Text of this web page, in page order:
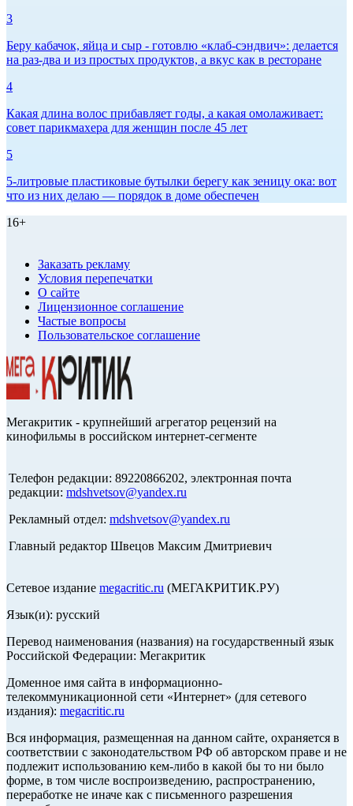
3
Беру кабачок, яйца и сыр - готовлю «клаб-сэндвич»: делается
на раз-два и из простых продуктов, а вкус как в ресторане
4
Какая длина волос прибавляет годы, а какая омолаживает:
совет парикмахера для женщин после 45 лет
5
5-литровые пластиковые бутылки берегу как зеницу ока: вот
что из них делаю — порядок в доме обеспечен
16+
Заказать рекламу
Условия перепечатки
О сайте
Лицензионное соглашение
Частые вопросы
Пользовательское соглашение
Мегакритик - крупнейший агрегатор рецензий на
кинофильмы в российском интернет-сегменте
Телефон редакции: 89220866202, электронная почта
редакции: mdshvetsov@yandex.ru
Рекламный отдел: mdshvetsov@yandex.ru
Главный редактор Швецов Максим Дмитриевич
Сетевое издание megacritic.ru (МЕГАКРИТИК.РУ)
Язык(и): русский
Перевод наименования (названия) на государственный язык
Российской Федерации: Мегакритик
Доменное имя сайта в информационно-
телекоммуникационной сети «Интернет» (для сетевого
издания): megacritic.ru
Вся информация, размещенная на данном сайте, охраняется в
соответствии с законодательством РФ об авторском праве и не
подлежит использованию кем-либо в какой бы то ни было
форме, в том числе воспроизведению, распространению,
переработке не иначе как с письменного разрешения